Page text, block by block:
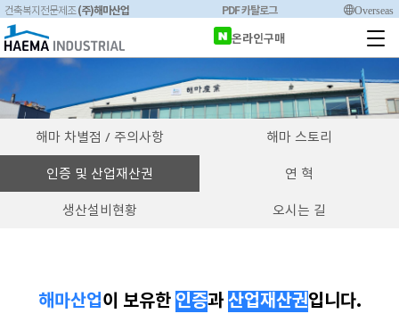
건축복지전문제조(주)해마산업 PDF 카탈로그 Overseas
온라인구매
해마 차별점 / 주의사항 해마 스토리
인증 및 산업재산권 연 혁
생산설비현황 오시는 길
해마산업이 보유한 인증과산업재산권입니다.